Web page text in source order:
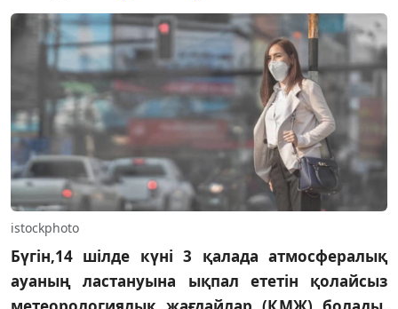
istockphoto
Бүгін,14 шілде күні 3 қалада атмосфералық
ауаның ластануына ықпал ететін қолайсыз